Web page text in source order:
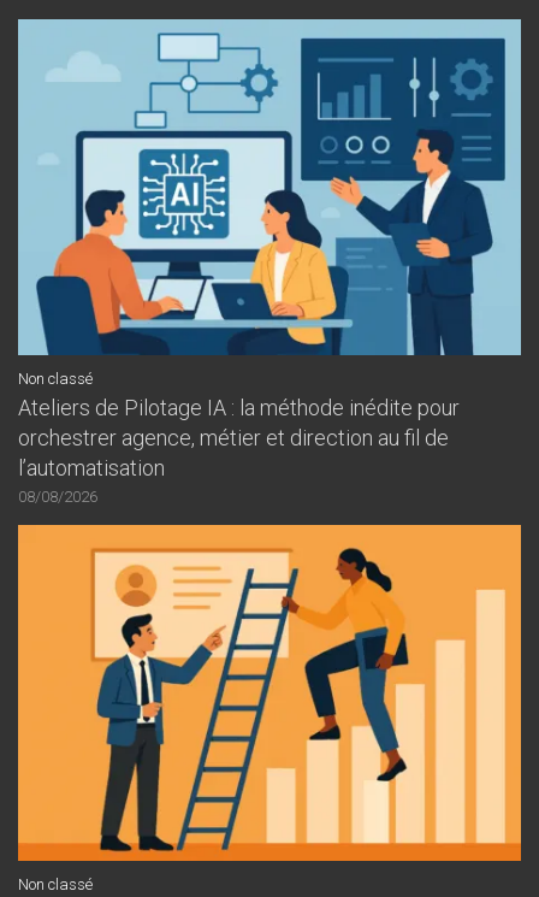
Non classé
Ateliers de Pilotage IA : la méthode inédite pour
orchestrer agence, métier et direction au fil de
l’automatisation
08/08/2026
Non classé